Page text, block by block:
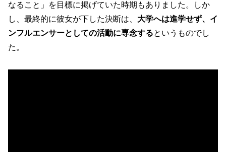
なること」を目標に掲げていた時期もありました。しか
し、最終的に彼女が下した決断は、 大学へは進学せず、イ
ンフルエンサーとしての活動に専念するというものでし
た。